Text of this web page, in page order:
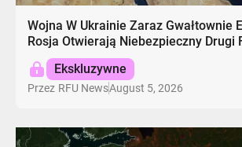
Wojna W Ukrainie Zaraz Gwałtownie
Rosja Otwierają Niebezpieczny Drugi
Ekskluzywne
Przez RFU NewsAugust 5, 2026